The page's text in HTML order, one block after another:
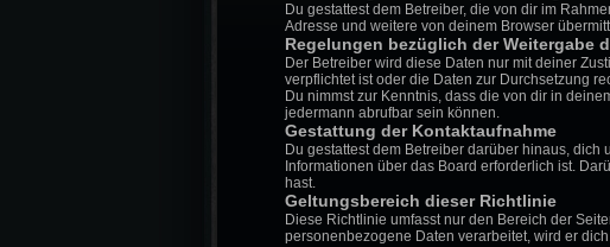
Du gestattest dem Betreiber, die von dir im
Adresse und weitere von deinem Browser
Regelungen bezüglich der Weitergabe
Der Betreiber wird diese Daten nur mit deiner
verpflichtet ist oder die Daten zur Durchsetzung
Du nimmst zur Kenntnis, dass die von dir in
jedermann abrufbar sein können.
Gestattung der Kontaktaufnahme
Du gestattest dem Betreiber darüber hinaus,
Informationen über das Board erforderlich ist.
hast.
Geltungsbereich dieser Richtlinie
Diese Richtlinie umfasst nur den Bereich der
personenbezogene Daten verarbeitet, wird er